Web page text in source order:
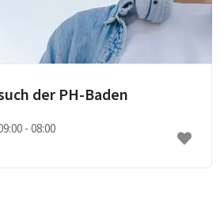
der PH-Baden
- 08:00